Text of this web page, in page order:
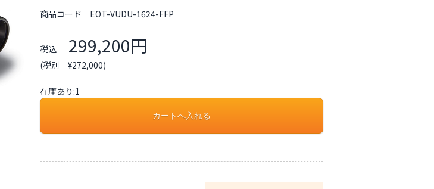
商品コード EOT-VUDU-1624-FFP
税込 299,200円
(税別 ¥272,000)
在庫あり:1